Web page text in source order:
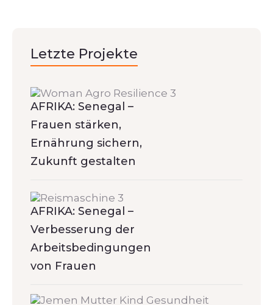
Letzte Projekte
AFRIKA: Senegal –
Frauen stärken,
Ernährung sichern,
Zukunft gestalten
AFRIKA: Senegal –
Verbesserung der
Arbeitsbedingungen
von Frauen